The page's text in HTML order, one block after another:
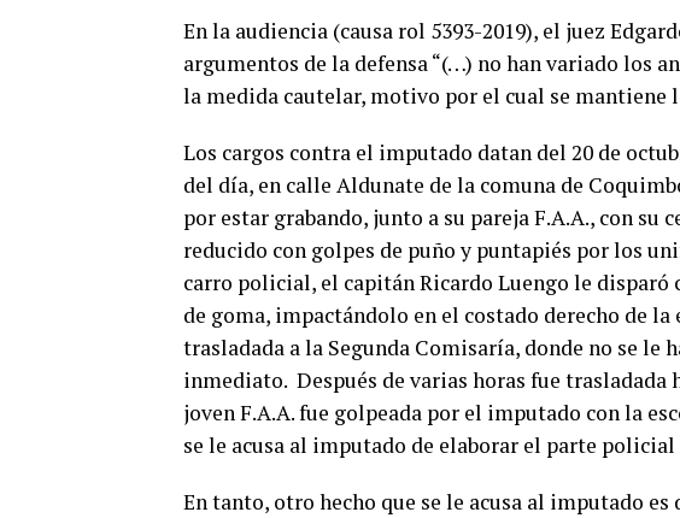
En la audiencia (causa rol 5393-2019), el juez
argumentos de la defensa “(…) no han variado los
la medida cautelar, motivo por el cual se mantiene
Los cargos contra el imputado datan del 20 de
del día, en calle Aldunate de la comuna de
por estar grabando, junto a su pareja F.A.A., con
reducido con golpes de puño y puntapiés por los
carro policial, el capitán Ricardo Luengo le
de goma, impactándolo en el costado derecho de
trasladada a la Segunda Comisaría, donde no se
inmediato. Después de varias horas fue trasladada
joven F.A.A. fue golpeada por el imputado con la
se le acusa al imputado de elaborar el parte
En tanto, otro hecho que se le acusa al imputado es